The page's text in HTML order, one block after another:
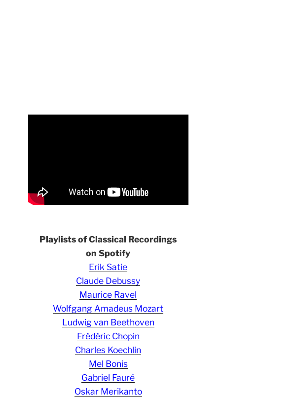
Playlists of Classical Recordings
on Spotify
Erik Satie
Claude Debussy
Maurice Ravel
Wolfgang Amadeus Mozart
Ludwig van Beethoven
Frédéric Chopin
Charles Koechlin
Mel Bonis
Gabriel Fauré
Oskar Merikanto